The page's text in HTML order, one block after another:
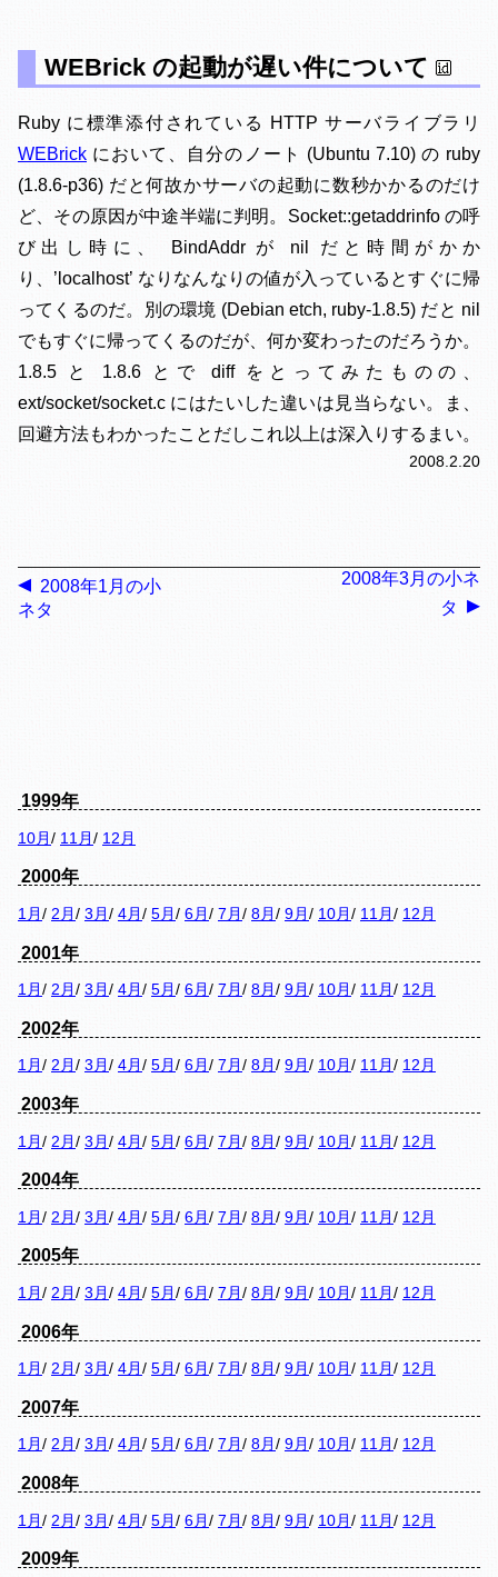
WEBrick の起動が遅い件について
Ruby に標準添付されている HTTP サーバライブラリ
WEBrick において、自分のノート (Ubuntu 7.10) の ruby
(1.8.6-p36) だと何故かサーバの起動に数秒かかるのだけ
ど、その原因が中途半端に判明。Socket::getaddrinfo の呼
び出し時に、 BindAddr が nil だと時間がかか
り、’localhost’ なりなんなりの値が入っているとすぐに帰
ってくるのだ。別の環境 (Debian etch, ruby-1.8.5) だと nil
でもすぐに帰ってくるのだが、何か変わったのだろうか。
1.8.5 と 1.8.6 とで diff をとってみたものの、
ext/socket/socket.c にはたいした違いは見当らない。ま、
回避方法もわかったことだしこれ以上は深入りするまい。
2008.2.20
2008年1月の小
ネタ
2008年3月の小ネ
タ
1999年
10月 / 11月 / 12月
2000年
1月 / 2月 / 3月 / 4月 / 5月 / 6月 / 7月 / 8月 / 9月 / 10月 / 11月 / 12月
2001年
1月 / 2月 / 3月 / 4月 / 5月 / 6月 / 7月 / 8月 / 9月 / 10月 / 11月 / 12月
2002年
1月 / 2月 / 3月 / 4月 / 5月 / 6月 / 7月 / 8月 / 9月 / 10月 / 11月 / 12月
2003年
1月 / 2月 / 3月 / 4月 / 5月 / 6月 / 7月 / 8月 / 9月 / 10月 / 11月 / 12月
2004年
1月 / 2月 / 3月 / 4月 / 5月 / 6月 / 7月 / 8月 / 9月 / 10月 / 11月 / 12月
2005年
1月 / 2月 / 3月 / 4月 / 5月 / 6月 / 7月 / 8月 / 9月 / 10月 / 11月 / 12月
2006年
1月 / 2月 / 3月 / 4月 / 5月 / 6月 / 7月 / 8月 / 9月 / 10月 / 11月 / 12月
2007年
1月 / 2月 / 3月 / 4月 / 5月 / 6月 / 7月 / 8月 / 9月 / 10月 / 11月 / 12月
2008年
1月 / 2月 / 3月 / 4月 / 5月 / 6月 / 7月 / 8月 / 9月 / 10月 / 11月 / 12月
2009年